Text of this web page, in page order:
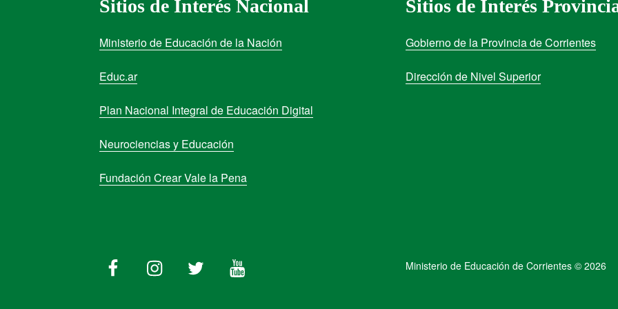
Sitios de Interés Nacional
Ministerio de Educación de la Nación
Educ.ar
Plan Nacional Integral de Educación Digital
Neurociencias y Educación
Fundación Crear Vale la Pena
Sitios de Interés
Gobierno de la Provincia de Corrientes
Dirección de Nivel Superior
Ministerio de Educación de Corrientes © 2026